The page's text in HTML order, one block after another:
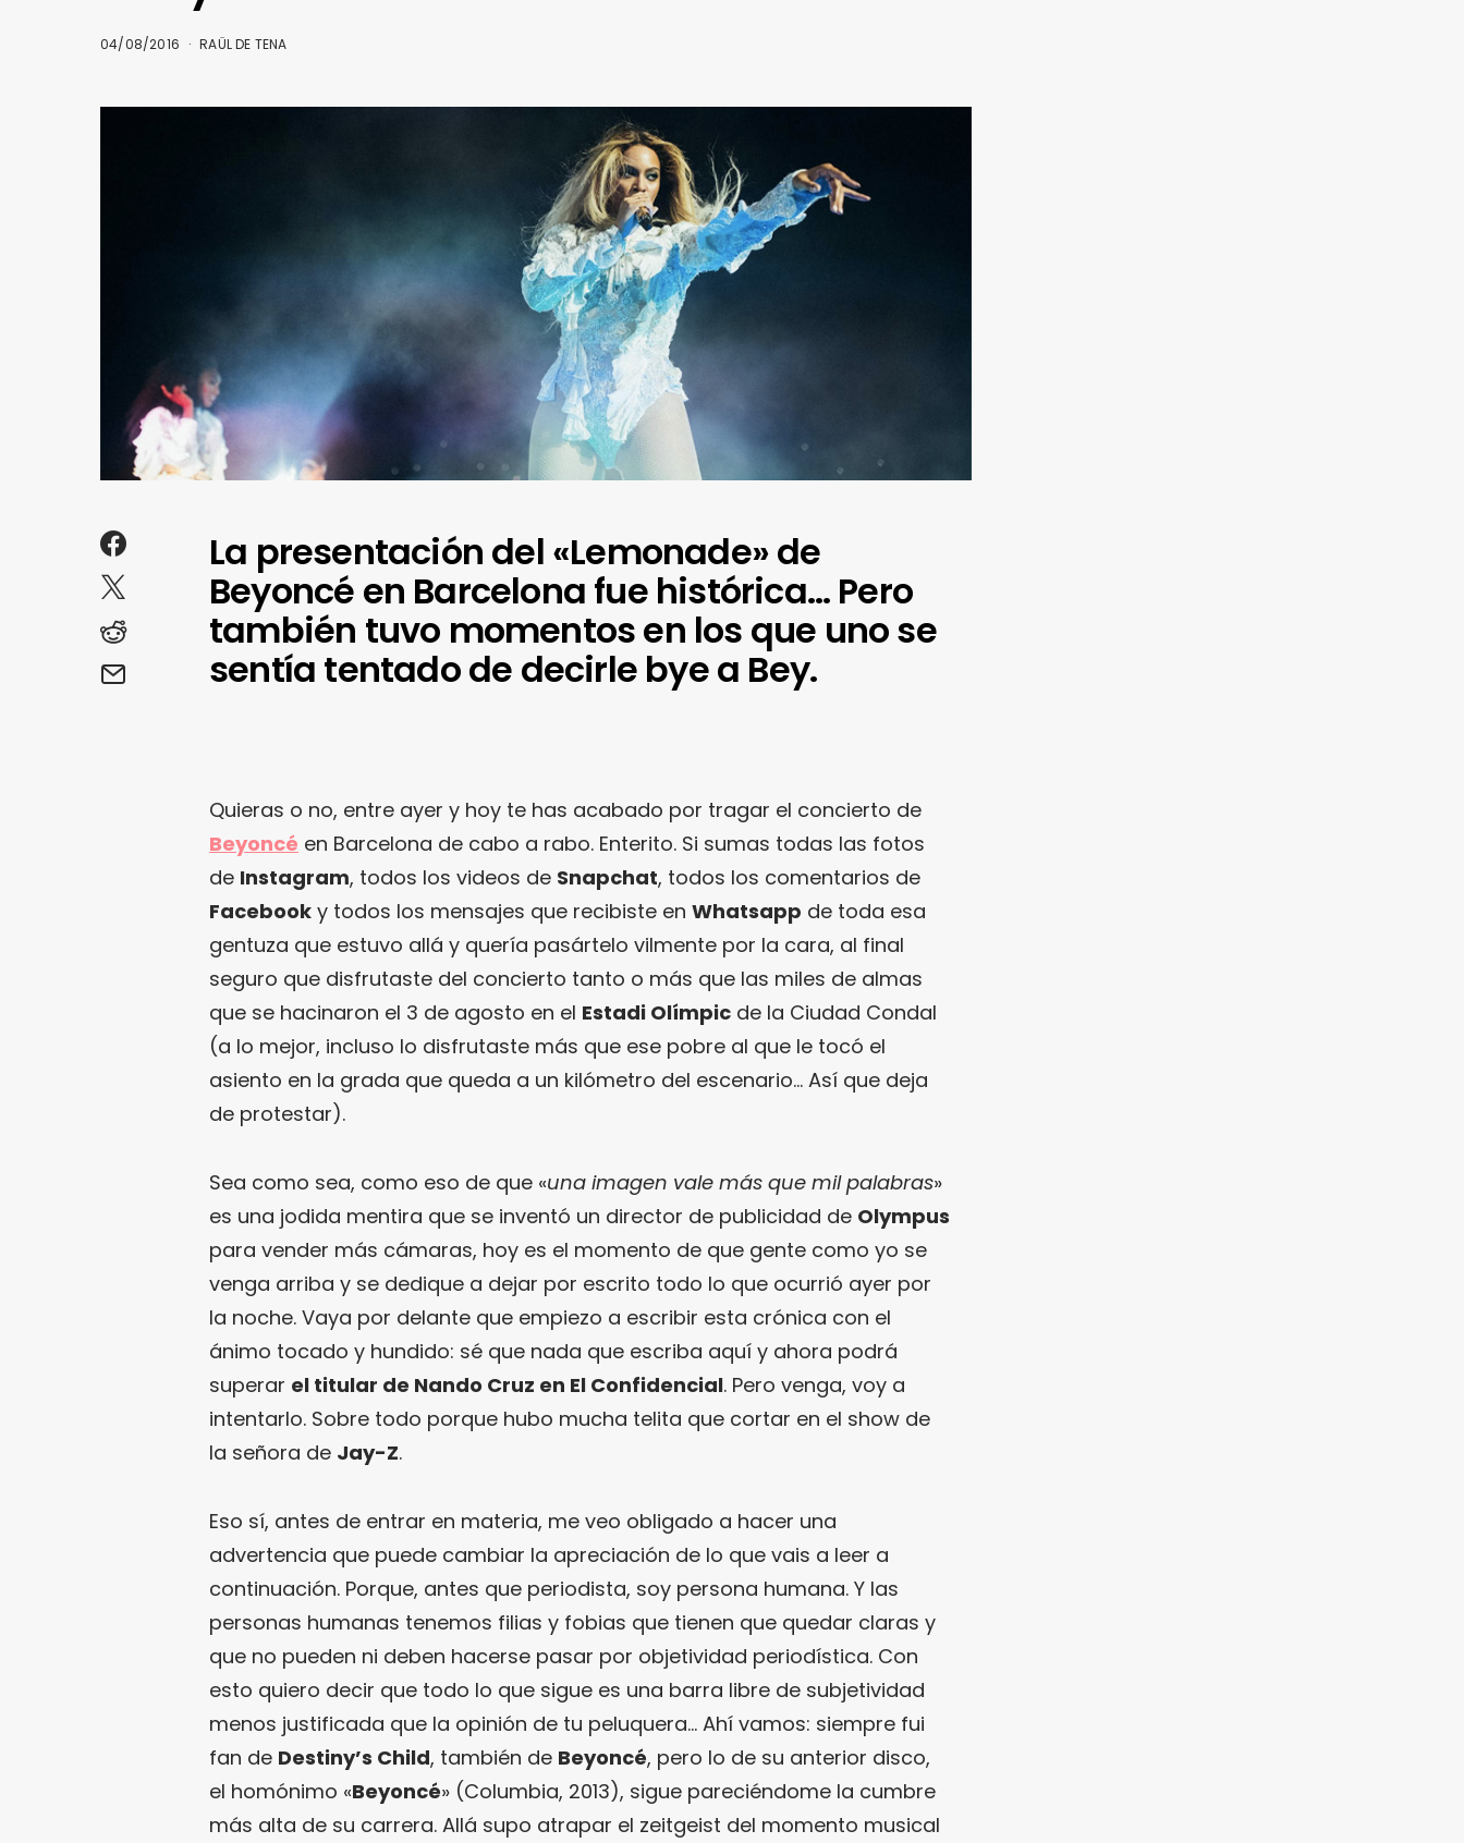
04/08/2016 RAÜL DE TENA
La presentación del «Lemonade» de
Beyoncé en Barcelona fue histórica… Pero
también tuvo momentos en los que uno se
sentía tentado de decirle bye a Bey.
Quieras o no, entre ayer y hoy te has acabado por tragar el concierto de
Beyoncé en Barcelona de cabo a rabo. Enterito. Si sumas todas las fotos
de Instagram, todos los videos de Snapchat, todos los comentarios de
Facebook y todos los mensajes que recibiste en Whatsapp de toda esa
gentuza que estuvo allá y quería pasártelo vilmente por la cara, al final
seguro que disfrutaste del concierto tanto o más que las miles de almas
que se hacinaron el 3 de agosto en el Estadi Olímpic de la Ciudad Condal
(a lo mejor, incluso lo disfrutaste más que ese pobre al que le tocó el
asiento en la grada que queda a un kilómetro del escenario… Así que deja
de protestar).
Sea como sea, como eso de que «una imagen vale más que mil palabras»
es una jodida mentira que se inventó un director de publicidad de Olympus
para vender más cámaras, hoy es el momento de que gente como yo se
venga arriba y se dedique a dejar por escrito todo lo que ocurrió ayer por
la noche. Vaya por delante que empiezo a escribir esta crónica con el
ánimo tocado y hundido: sé que nada que escriba aquí y ahora podrá
superar el titular de Nando Cruz en El Confidencial. Pero venga, voy a
intentarlo. Sobre todo porque hubo mucha telita que cortar en el show de
la señora de Jay-Z.
Eso sí, antes de entrar en materia, me veo obligado a hacer una
advertencia que puede cambiar la apreciación de lo que vais a leer a
continuación. Porque, antes que periodista, soy persona humana. Y las
personas humanas tenemos filias y fobias que tienen que quedar claras y
que no pueden ni deben hacerse pasar por objetividad periodística. Con
esto quiero decir que todo lo que sigue es una barra libre de subjetividad
menos justificada que la opinión de tu peluquera… Ahí vamos: siempre fui
fan de Destiny’s Child, también de Beyoncé, pero lo de su anterior disco,
el homónimo «Beyoncé» (Columbia, 2013), sigue pareciéndome la cumbre
más alta de su carrera. Allá supo atrapar el zeitgeist del momento musical